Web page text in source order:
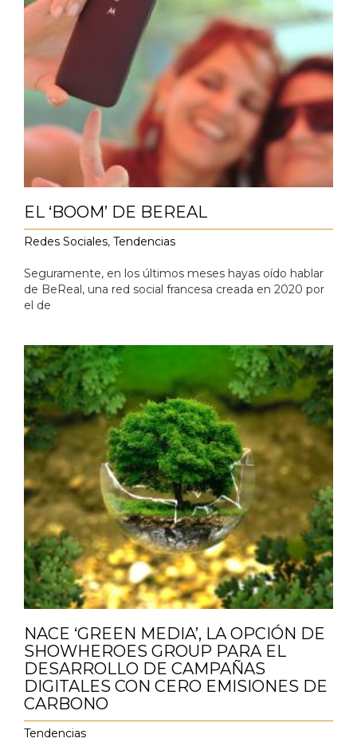
EL ‘BOOM’ DE BEREAL
Redes Sociales, Tendencias
Seguramente, en los últimos meses hayas oído hablar
de BeReal, una red social francesa creada en 2020 por
el de
NACE ‘GREEN MEDIA’, LA OPCIÓN DE
SHOWHEROES GROUP PARA EL
DESARROLLO DE CAMPAÑAS
DIGITALES CON CERO EMISIONES DE
CARBONO
Tendencias